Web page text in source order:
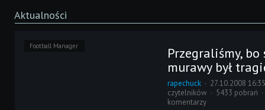
Aktualności
Football Manager
Przegraliśmy, bo
murawy był
rapechuck
27.10.2008
czytelników
5433 pobrań
komentarzy